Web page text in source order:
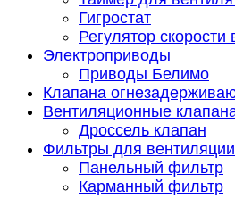
Гигростат
Регулятор скорости
Электроприводы
Приводы Белимо
Клапана
Вентиляционные
Дроссель клапан
Фильтры для вентиляции
Панельный фильтр
Карманный фильтр